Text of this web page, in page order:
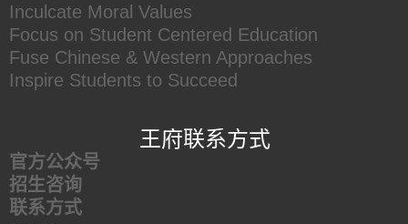
Inculcate Moral Values
Focus on Student Centered Education
Fuse Chinese & Western Approaches
Inspire Students to Succeed
王府联系方式
官方公众号
招生咨询
联系方式